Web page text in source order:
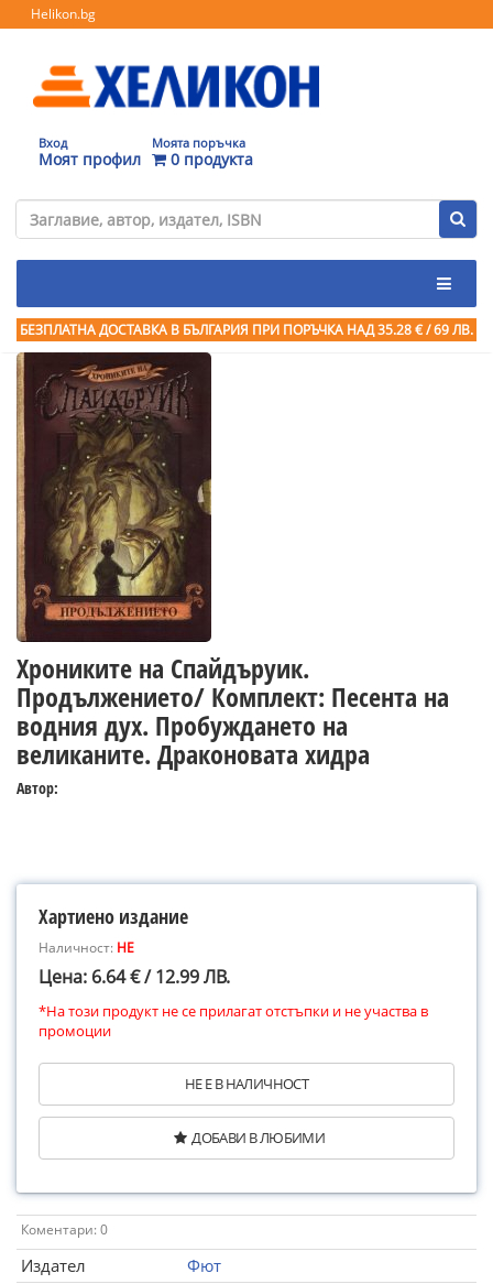
Helikon.bg
Вход
Моят профил
Моята поръчка
0 продукта
БЕЗПЛАТНА ДОСТАВКА В БЪЛГАРИЯ ПРИ ПОРЪЧКА НАД 35.28 € / 69 ЛВ.
Хрониките на Спайдъруик.
Продължението/ Комплект: Песента на
водния дух. Пробуждането на
великаните. Драконовата хидра
Автор:
Хартиено издание
Наличност: НЕ
Цена: 6.64 € / 12.99 ЛВ.
*На този продукт не се прилагат отстъпки и не участва в
промоции
НЕ Е В НАЛИЧНОСТ
ДОБАВИ В ЛЮБИМИ
Коментари: 0
Издател
Фют